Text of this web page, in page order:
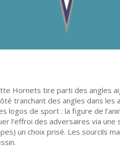
Hornets tire parti des angles
tranchant des angles dans
logos de sport : la figure de
l’effroi des adversaires via une
un choix prisé. Les sourcils